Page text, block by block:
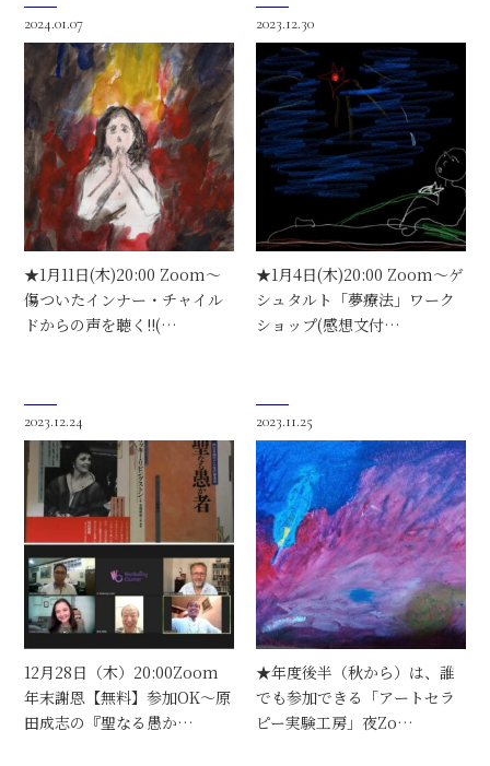
2024.01.07
★1月11日(木)20:00 Zoom～
傷ついたインナー・チャイル
ドからの声を聴く!!(…
2023.12.30
★1月4日(木)20:00 Zoom～ゲ
シュタルト「夢療法」ワーク
ショップ(感想文付…
2023.12.24
12月28日（木）20:00Zoom
年末謝恩【無料】参加OK～原
田成志の『聖なる愚か…
2023.11.25
★年度後半（秋から）は、誰
でも参加できる「アートセラ
ピー実験工房」夜Zo…